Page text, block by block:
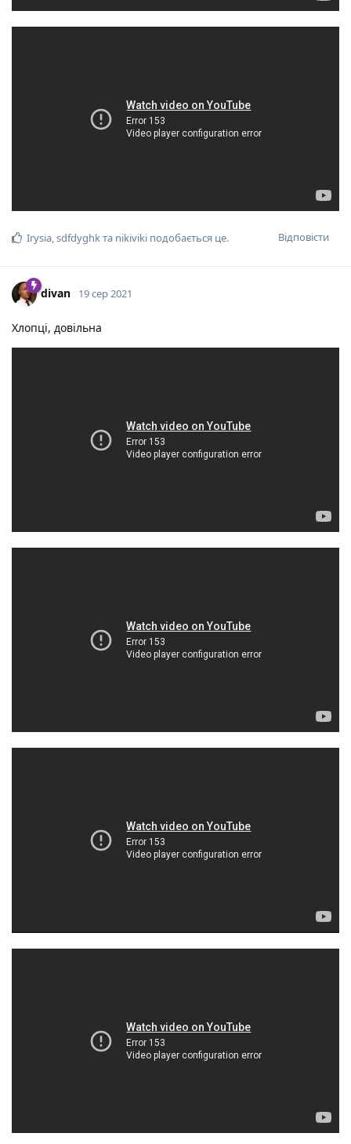
Відповісти
Irysia,sdfdyghkта nikiviki подобається це.
divan 19 сер 2021
Хлопці, довільна